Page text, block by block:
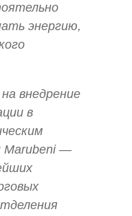
энергию,
внедрение
в
Marubeni —